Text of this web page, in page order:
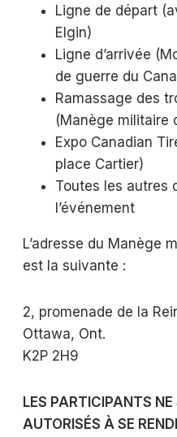
Ligne de départ
Elgin)
Ligne d’arrivée
de guerre du
Ramassage des
(Manège militaire
Expo Canadian
place Cartier)
Toutes les autres
l’événement
L’adresse du Manège
est la suivante :
2, promenade de la
Ottawa, Ont.
K2P 2H9
LES PARTICIPANTS
AUTORISÉS À SE